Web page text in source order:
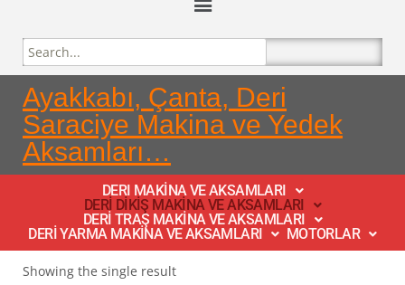
Ayakkabı, Çanta, Deri
Saraciye Makina ve Yedek
Aksamları…
DERI MAKİNA VE AKSAMLARI
DERİ DİKİŞ MAKİNA VE AKSAMLARI
DERİ TRAŞ MAKİNA VE AKSAMLARI
DERİ YARMA MAKİNA VE AKSAMLARI
MOTORLAR
Showing the single result